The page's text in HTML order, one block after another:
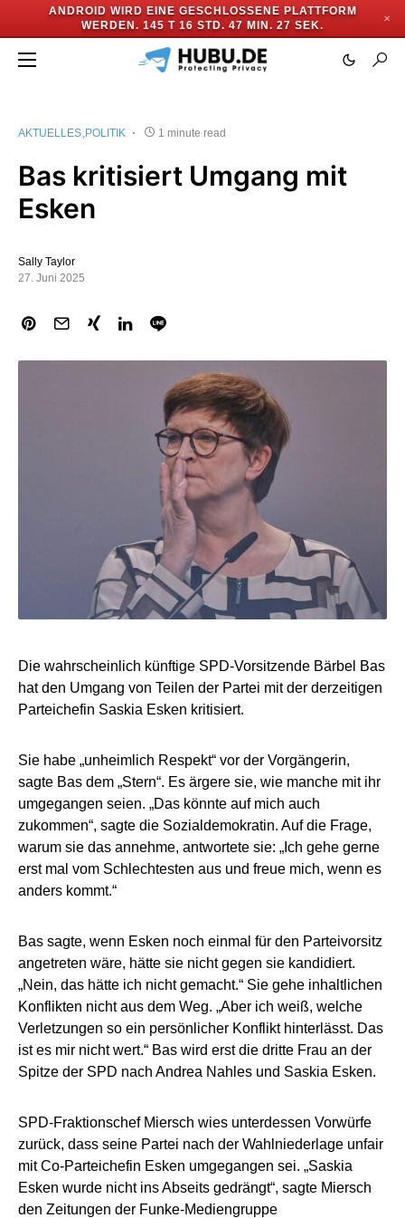
ANDROID WIRD EINE GESCHLOSSENE PLATTFORM
WERDEN. 145 T 16 STD. 47 MIN. 27 SEK.
✕
AKTUELLES POLITIK 1 minute read
Bas kritisiert Umgang mit
Esken
Sally Taylor
27. Juni 2025
Die wahrscheinlich künftige SPD-Vorsitzende Bärbel Bas
hat den Umgang von Teilen der Partei mit der derzeitigen
Parteichefin Saskia Esken kritisiert.
Sie habe „unheimlich Respekt“ vor der Vorgängerin,
sagte Bas dem „Stern“. Es ärgere sie, wie manche mit ihr
umgegangen seien. „Das könnte auf mich auch
zukommen“, sagte die Sozialdemokratin. Auf die Frage,
warum sie das annehme, antwortete sie: „Ich gehe gerne
erst mal vom Schlechtesten aus und freue mich, wenn es
anders kommt.“
Bas sagte, wenn Esken noch einmal für den Parteivorsitz
angetreten wäre, hätte sie nicht gegen sie kandidiert.
„Nein, das hätte ich nicht gemacht.“ Sie gehe inhaltlichen
Konflikten nicht aus dem Weg. „Aber ich weiß, welche
Verletzungen so ein persönlicher Konflikt hinterlässt. Das
ist es mir nicht wert.“ Bas wird erst die dritte Frau an der
Spitze der SPD nach Andrea Nahles und Saskia Esken.
SPD-Fraktionschef Miersch wies unterdessen Vorwürfe
zurück, dass seine Partei nach der Wahlniederlage unfair
mit Co-Parteichefin Esken umgegangen sei. „Saskia
Esken wurde nicht ins Abseits gedrängt“, sagte Miersch
den Zeitungen der Funke-Mediengruppe